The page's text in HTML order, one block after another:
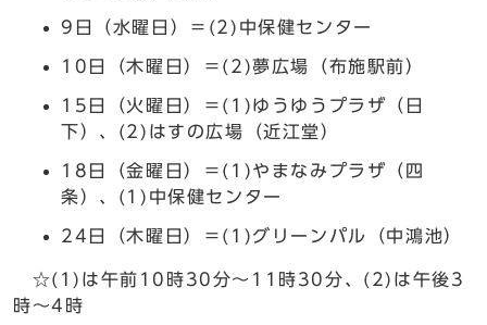
9日（水曜日）＝(2)中保健センター
10日（木曜日）＝(2)夢広場（布施駅前）
15日（火曜日）＝(1)ゆうゆうプラザ（日
下）、(2)はすの広場（近江堂）
18日（金曜日）＝(1)やまなみプラザ（四
条）、(1)中保健センター
24日（木曜日）＝(1)グリーンパル（中鴻池）
☆(1)は午前10時30分～11時30分、(2)は午後3
時～4時